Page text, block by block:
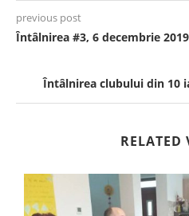
previous post
Întâlnirea #3, 6 decembrie 2019
Întâlnirea clubului din 10
RELATED